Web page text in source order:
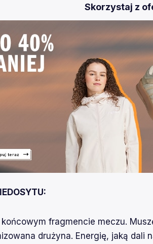
Skorzystaj z
fragmencie meczu.
drużyna. Energię, jaką dali